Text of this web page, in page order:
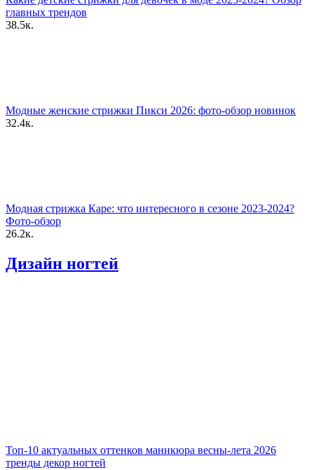
главных трендов
38.5к.
Модные женские стрижки Пикси 2026: фото-обзор новинок
32.4к.
Модная стрижка Каре: что интересного в сезоне 2023-2024?
Фото-обзор
26.2к.
Дизайн ногтей
Топ-10 актуальных оттенков маникюра весны-лета 2026
тренды декор ногтей